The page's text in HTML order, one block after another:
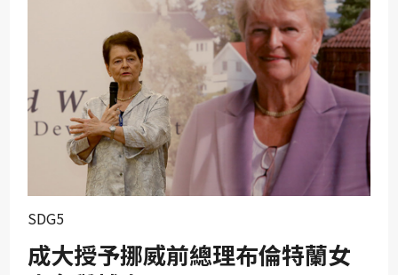
SDG4
SDG5
SDG6
SDG9
SDG11
SDG5
成大授予挪威前總理布倫特蘭女